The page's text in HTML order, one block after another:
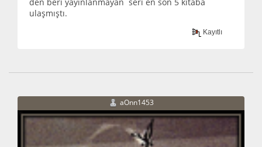
ulaşmıştı.
Kayıtlı
aOnn1453